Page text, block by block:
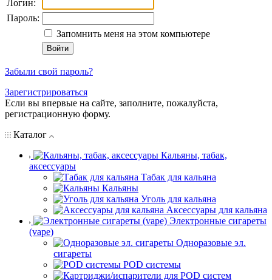
Логин:
Пароль:
Запомнить меня на этом компьютере
Забыли свой пароль?
Зарегистрироваться
Если вы впервые на сайте, заполните, пожалуйста,
регистрационную форму.
Каталог
Кальяны, табак,
аксессуары
Табак для кальяна
Кальяны
Уголь для кальяна
Аксессуары для кальяна
Электронные сигареты
(vape)
Одноразовые эл.
сигареты
POD системы